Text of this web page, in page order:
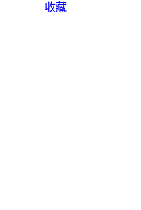
收藏